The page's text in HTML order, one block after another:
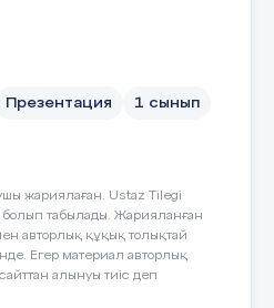
6 слайд
Презентация 1 сынып
жариялаған. Ustaz Tilegi
болып табылады. Жарияланған
авторлық құқық толықтай
Егер материал авторлық
алынуы тиіс деп